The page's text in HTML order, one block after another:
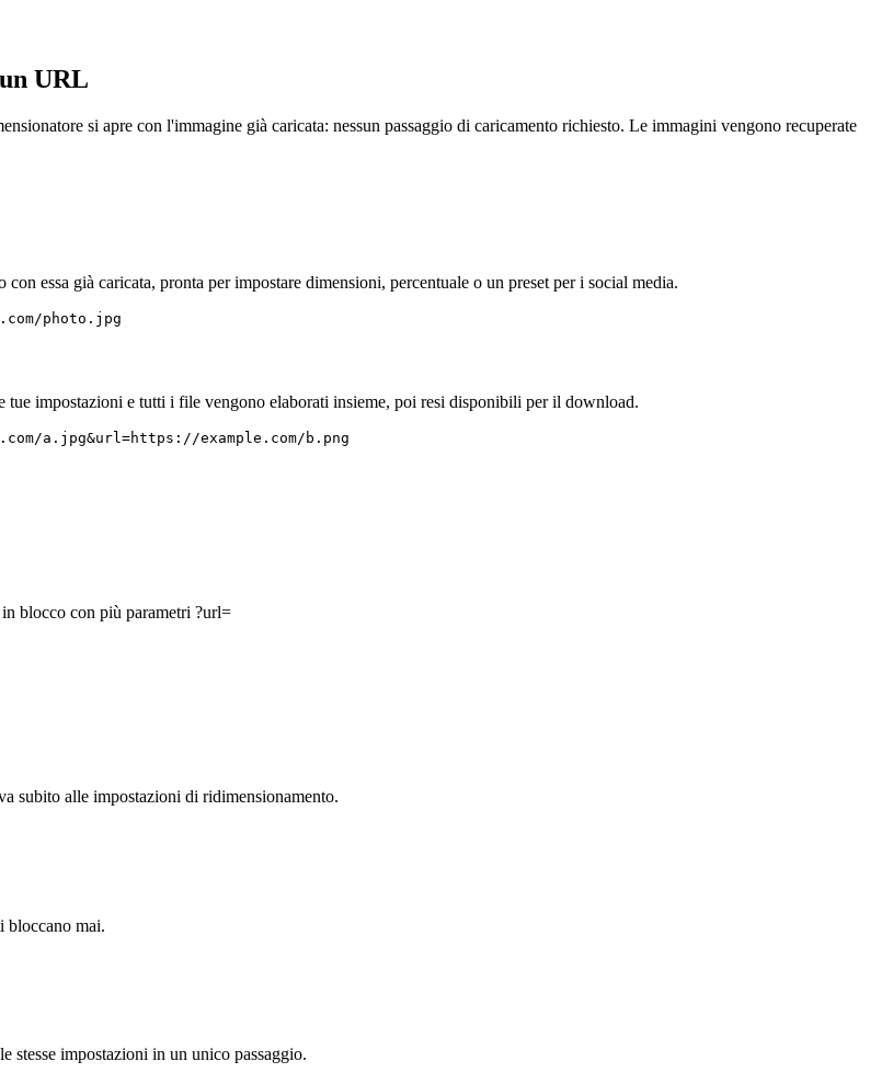
URL
si apre con l'immagine già caricata: nessun passaggio di caricamento richiesto. Le immagini vengono recuperate
essa già caricata, pronta per impostare dimensioni, percentuale o un preset per i social media.
photo.jpg
tue impostazioni e tutti i file vengono elaborati insieme, poi resi disponibili per il download.
a.jpg&url=https://example.com/b.png
blocco con più parametri ?url=
subito alle impostazioni di ridimensionamento.
bloccano mai.
stesse impostazioni in un unico passaggio.